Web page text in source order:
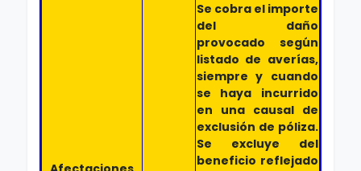
Se cobra el importe
del daño
provocado según
listado de averías,
siempre y cuando
se haya incurrido
en una causal de
exclusión de póliza.
Se excluye del
beneficio reflejado